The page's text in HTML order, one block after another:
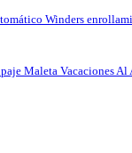
Winders
Maleta Vacaciones